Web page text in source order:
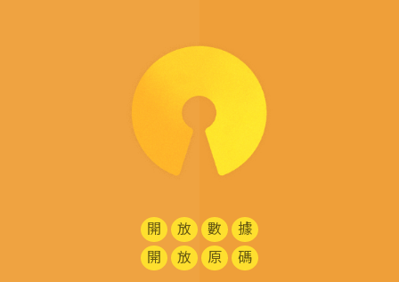
開 放 數
據
開
放 原 碼